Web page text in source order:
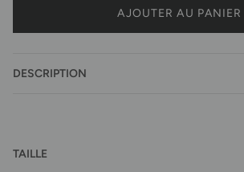
AJOUTER AU PANIER
DESCRIPTION
TAILLE